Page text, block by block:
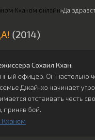
Кханом онлайн»Да
(2014)
Сохаил Кхан:
офицер. Он настолько
Джай-хо начинает
отстаивать честь
приняв бой.